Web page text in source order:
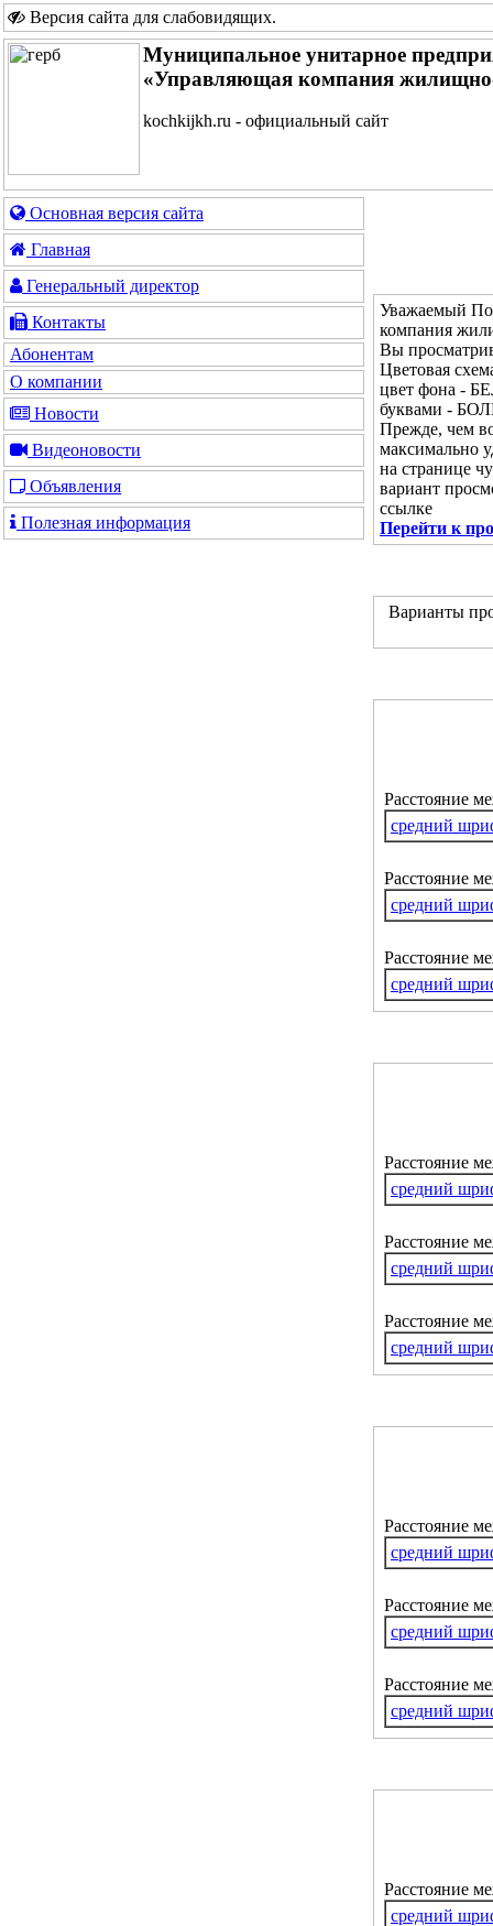
Версия сайта для слабовидящих.
Муниципальное унитарное
«Управляющая компания
kochkijkh.ru - официальный сайт
Основная версия сайта
Главная
Генеральный директор
Контакты
Абонентам
О компании
Новости
Видеоновости
Объявления
Полезная информация
Уважаемый
компания
Вы
Цветовая
цвет фона -
буквами -
Прежде, чем
максимально
на странице
вариант
ссылке
Перейти к
Варианты
Расстояние
средний
Расстояние
средний
Расстояние
средний
Расстояние
средний
Расстояние
средний
Расстояние
средний
Расстояние
средний
Расстояние
средний
Расстояние
средний
Расстояние
средний